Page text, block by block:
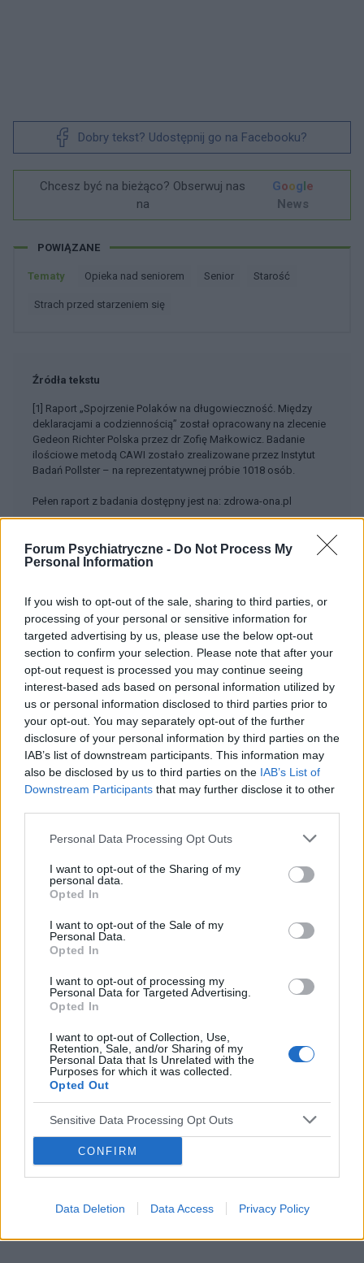
Forum Psychiatryczne - Do Not Process My
Personal Information
If you wish to opt-out of the sale, sharing to third parties, or
processing of your personal or sensitive information for
targeted advertising by us, please use the below opt-out
section to confirm your selection. Please note that after your
opt-out request is processed you may continue seeing
interest-based ads based on personal information utilized by
us or personal information disclosed to third parties prior to
your opt-out. You may separately opt-out of the further
disclosure of your personal information by third parties on the
IAB’s list of downstream participants. This information may
also be disclosed by us to third parties on the IAB’s List of
Downstream Participants that may further disclose it to other
Personal Data Processing Opt Outs
I want to opt-out of the Sharing of my
personal data.
Opted In
I want to opt-out of the Sale of my
Personal Data.
Opted In
I want to opt-out of processing my
Personal Data for Targeted Advertising.
Opted In
I want to opt-out of Collection, Use,
Retention, Sale, and/or Sharing of my
Personal Data that Is Unrelated with the
Purposes for which it was collected.
Opted Out
Sensitive Data Processing Opt Outs
CONFIRM
Data Deletion Data Access Privacy Policy
Dobry tekst? Udostępnij go na Facebooku?
Chcesz być na bieżąco? Obserwuj nas
na
Google
News
POWIĄZANE
Tematy Opieka nad seniorem Senior Starość
Strach przed starzeniem się
Źródła tekstu
[1] Raport „Spojrzenie Polaków na długowieczność. Między
deklaracjami a codziennością” został opracowany na zlecenie
Gedeon Richter Polska przez dr Zofię Małkowicz. Badanie
ilościowe metodą CAWI zostało zrealizowane przez Instytut
Badań Pollster – na reprezentatywnej próbie 1018 osób.
Pełen raport z badania dostępny jest na: zdrowa-ona.pl
Treści i materiały zawarte w tym serwisie mają charakter
odpowiedzialności za efekty ich zastosowania. Przed
zastosowaniem porad i wskazówek zawartych w serwisie, należy
bezwzględnie skonsultować się z lekarzem.
POWIĄZANE DYSKUSJE NA FORUM Z
KATEGORII INNE TEMATY
medforum
Forum:Informacje portalowe
Chcemy poznać Twoją opinię!
Cześć! 🌟 Chcielibyśmy jako Redakcja Serwisu poznać
Twoją opinię na temat tworzonych przez nas treści:
lekarzy, a także copywriterów medycznych. ...
SANTEE
Forum: Informacje portalowe
f92,f60 a pozwolenie na broń
Miałem w wieku około 15 lat f92 i f60,zakonczyłem
leczenie i tu moje pytanie; Czy mogę się starać o
pozwolenie na broń